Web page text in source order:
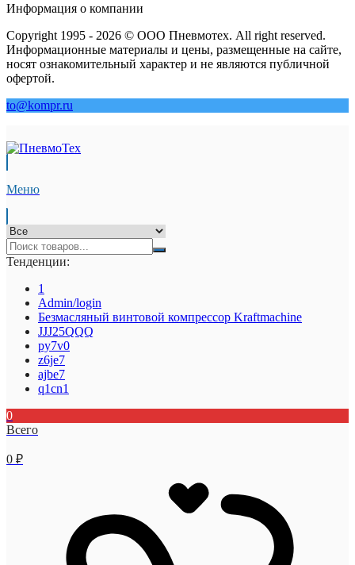
Информация о компании
Copyright 1995 - 2026 © ООО Пневмотех. All right reserved.
Информационные материалы и цены, размещенные на сайте,
носят ознакомительный характер и не являются публичной
офертой.
to@kompr.ru
Меню
Тенденции:
1
Admin/login
Безмасляный винтовой компрессор Kraftmaсhine
JJJ25QQQ
py7v0
z6je7
ajbe7
q1cn1
0
Всего
0 ₽